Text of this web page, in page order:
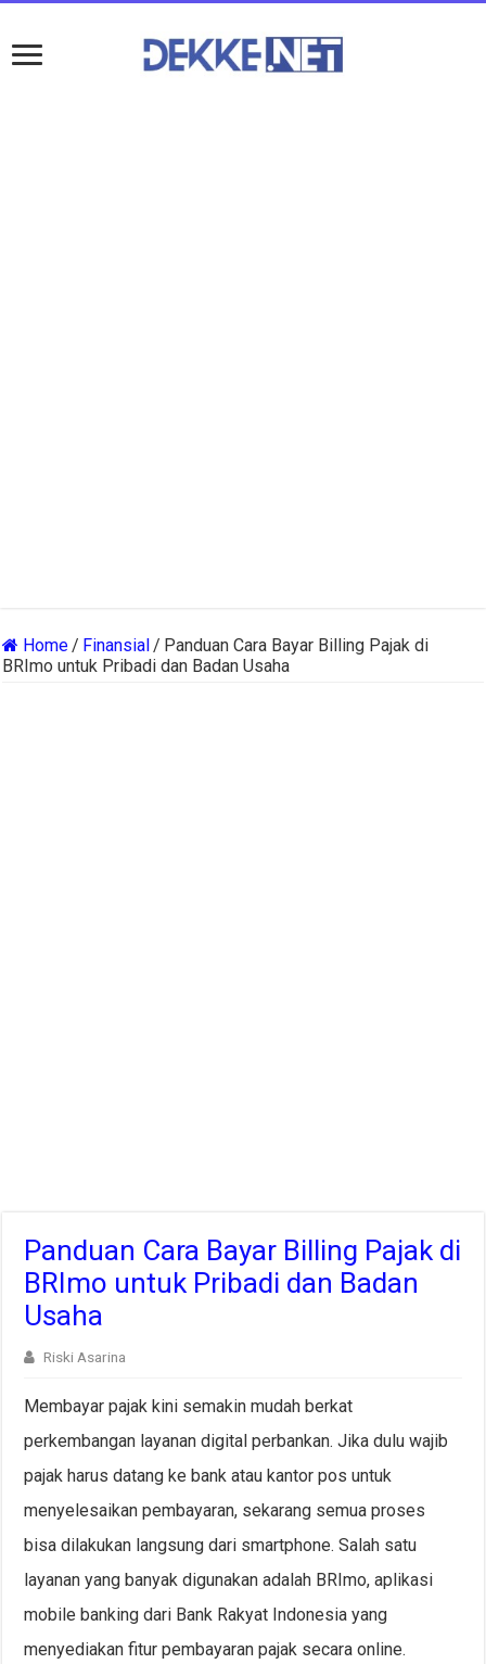
Home/ Finansial/ Panduan Cara Bayar Billing Pajak di
BRImo untuk Pribadi dan Badan Usaha
Panduan Cara Bayar Billing Pajak di
BRImo untuk Pribadi dan Badan
Usaha
Riski Asarina
Membayar pajak kini semakin mudah berkat
perkembangan layanan digital perbankan. Jika dulu wajib
pajak harus datang ke bank atau kantor pos untuk
menyelesaikan pembayaran, sekarang semua proses
bisa dilakukan langsung dari smartphone. Salah satu
layanan yang banyak digunakan adalah BRImo, aplikasi
mobile banking dari Bank Rakyat Indonesia yang
menyediakan fitur pembayaran pajak secara online.